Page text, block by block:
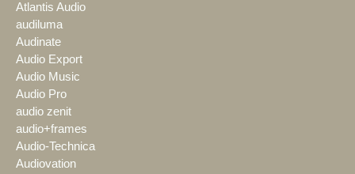
Atlantis Audio
audiluma
Audinate
Audio Export
Audio Music
Audio Pro
audio zenit
audio+frames
Audio-Technica
Audiovation